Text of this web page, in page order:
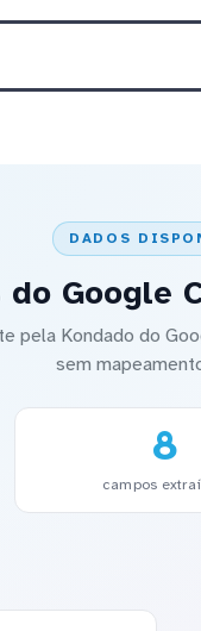
DADOS
Google
pela Kondado do
sem
8
campos